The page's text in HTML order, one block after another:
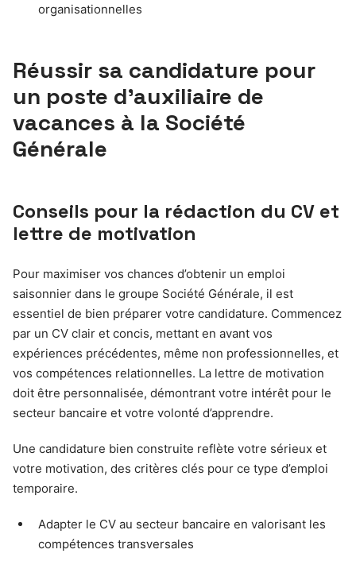
organisationnelles
Réussir sa candidature pour
un poste d’auxiliaire de
vacances à la Société
Générale
Conseils pour la rédaction du CV et
lettre de motivation
Pour maximiser vos chances d’obtenir un emploi
saisonnier dans le groupe Société Générale, il est
essentiel de bien préparer votre candidature. Commencez
par un CV clair et concis, mettant en avant vos
expériences précédentes, même non professionnelles, et
vos compétences relationnelles. La lettre de motivation
doit être personnalisée, démontrant votre intérêt pour le
secteur bancaire et votre volonté d’apprendre.
Une candidature bien construite reflète votre sérieux et
votre motivation, des critères clés pour ce type d’emploi
temporaire.
Adapter le CV au secteur bancaire en valorisant les
compétences transversales